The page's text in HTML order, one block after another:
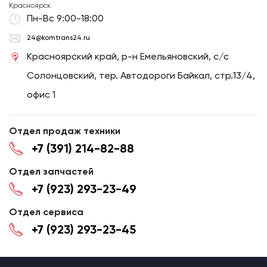
Красноярск
Пн-Вс 9:00-18:00
24@komtrans24.ru
Красноярский край, р-н Емельяновский, с/с
Солонцовский, тер. Автодороги Байкал, стр.13/4,
офис 1
Отдел продаж техники
+7 (391) 214-82-88
Отдел запчастей
+7 (923) 293-23-49
Отдел сервиса
+7 (923) 293-23-45